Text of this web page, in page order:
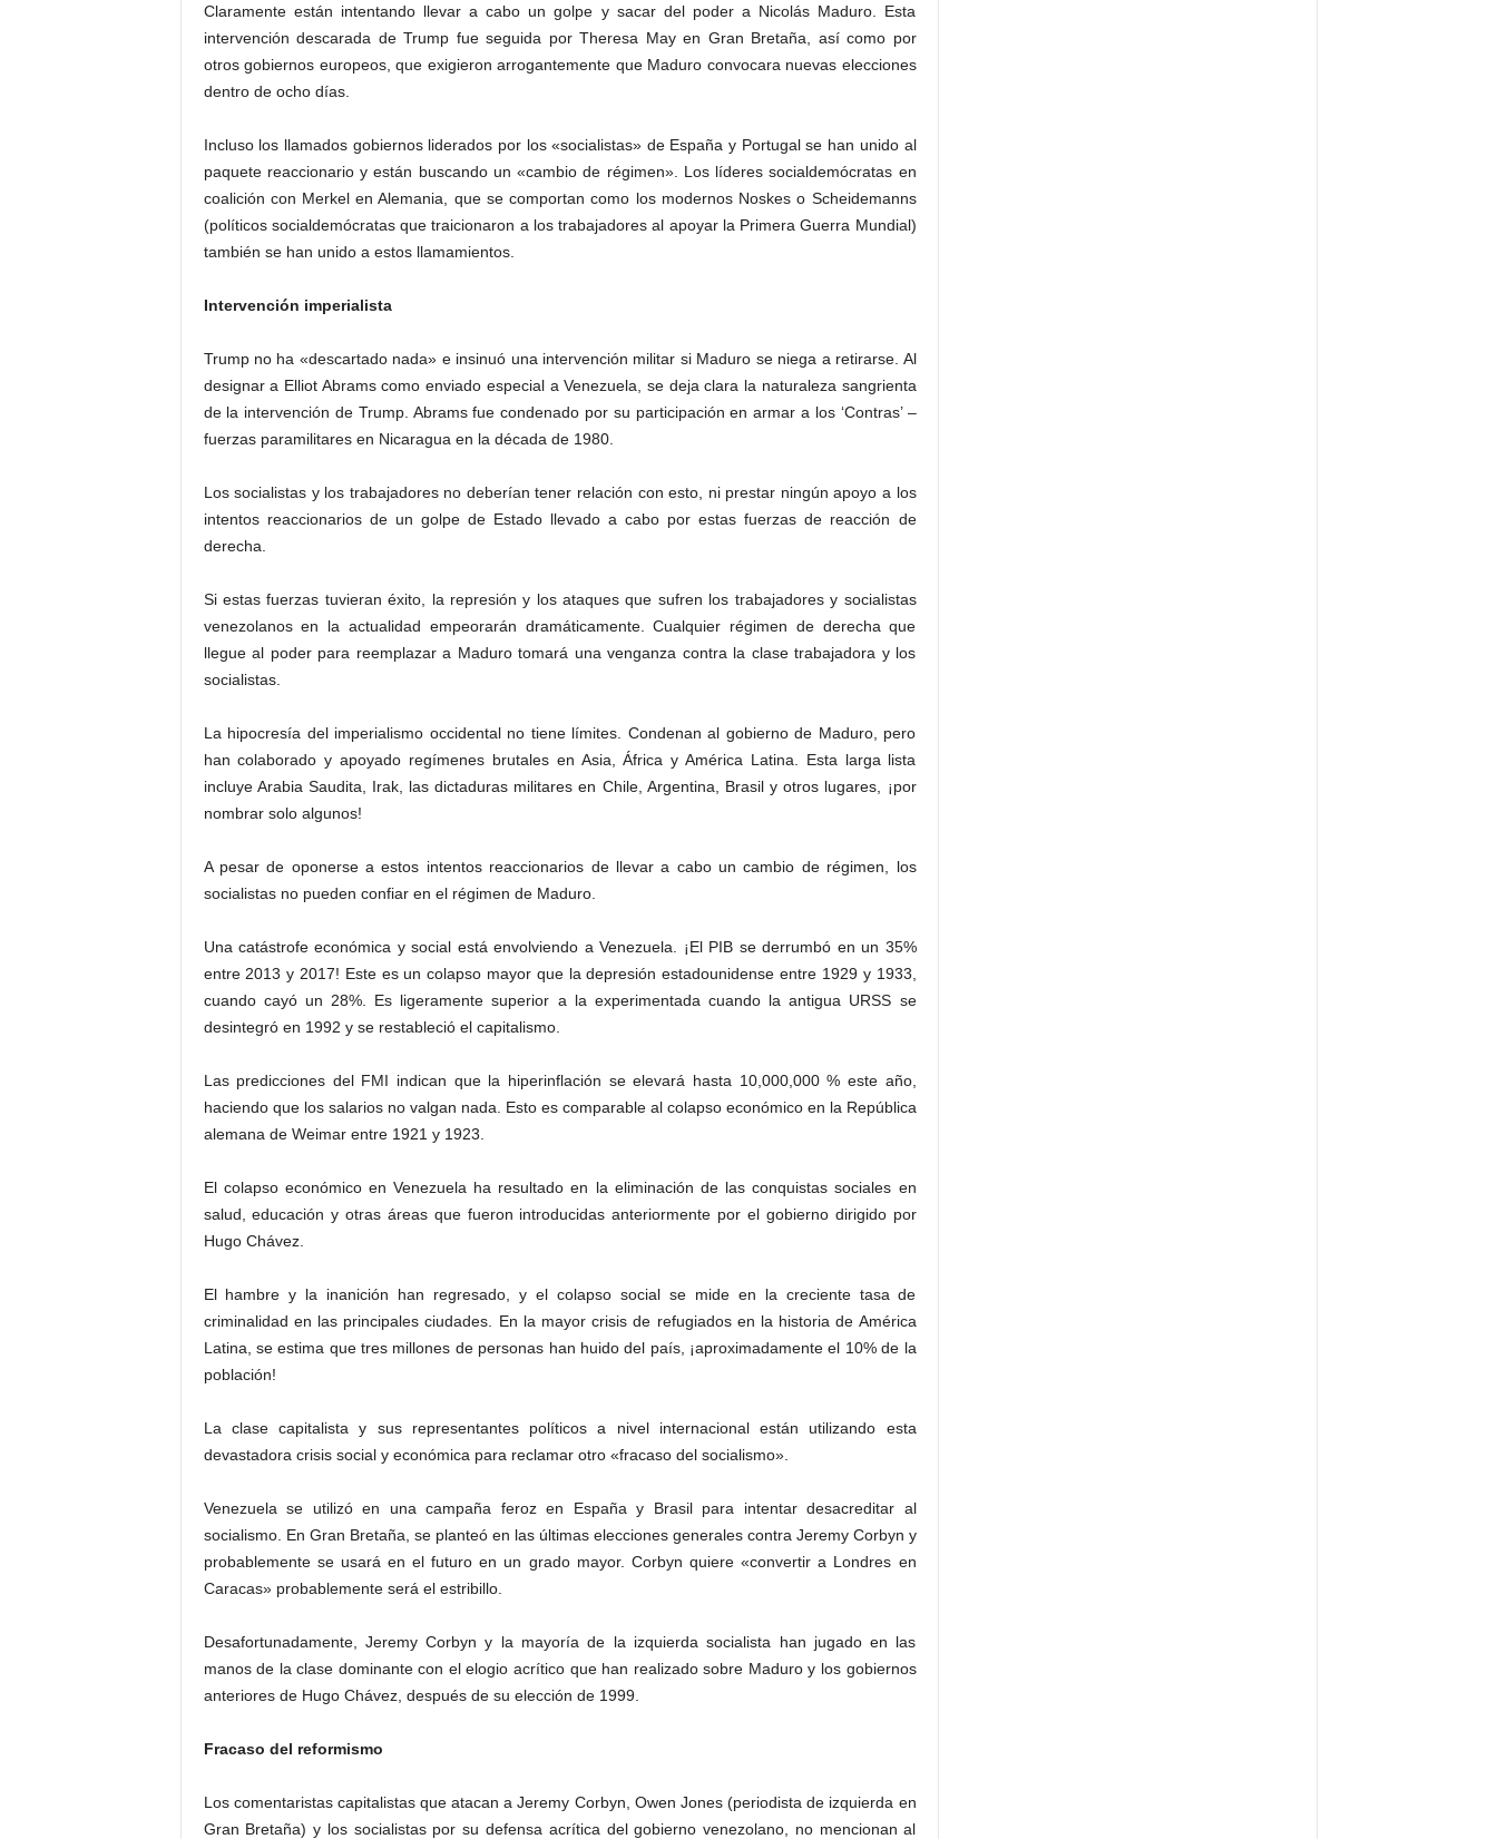
Claramente están intentando llevar a cabo un golpe y sacar del poder a Nicolás Maduro. Esta
intervención descarada de Trump fue seguida por Theresa May en Gran Bretaña, así como por
otros gobiernos europeos, que exigieron arrogantemente que Maduro convocara nuevas elecciones
dentro de ocho días.
Incluso los llamados gobiernos liderados por los «socialistas» de España y Portugal se han unido al
paquete reaccionario y están buscando un «cambio de régimen». Los líderes socialdemócratas en
coalición con Merkel en Alemania, que se comportan como los modernos Noskes o Scheidemanns
(políticos socialdemócratas que traicionaron a los trabajadores al apoyar la Primera Guerra Mundial)
también se han unido a estos llamamientos.
Intervención imperialista
Trump no ha «descartado nada» e insinuó una intervención militar si Maduro se niega a retirarse. Al
designar a Elliot Abrams como enviado especial a Venezuela, se deja clara la naturaleza sangrienta
de la intervención de Trump. Abrams fue condenado por su participación en armar a los ‘Contras’ –
fuerzas paramilitares en Nicaragua en la década de 1980.
Los socialistas y los trabajadores no deberían tener relación con esto, ni prestar ningún apoyo a los
intentos reaccionarios de un golpe de Estado llevado a cabo por estas fuerzas de reacción de
derecha.
Si estas fuerzas tuvieran éxito, la represión y los ataques que sufren los trabajadores y socialistas
venezolanos en la actualidad empeorarán dramáticamente. Cualquier régimen de derecha que
llegue al poder para reemplazar a Maduro tomará una venganza contra la clase trabajadora y los
socialistas.
La hipocresía del imperialismo occidental no tiene límites. Condenan al gobierno de Maduro, pero
han colaborado y apoyado regímenes brutales en Asia, África y América Latina. Esta larga lista
incluye Arabia Saudita, Irak, las dictaduras militares en Chile, Argentina, Brasil y otros lugares, ¡por
nombrar solo algunos!
A pesar de oponerse a estos intentos reaccionarios de llevar a cabo un cambio de régimen, los
socialistas no pueden confiar en el régimen de Maduro.
Una catástrofe económica y social está envolviendo a Venezuela. ¡El PIB se derrumbó en un 35%
entre 2013 y 2017! Este es un colapso mayor que la depresión estadounidense entre 1929 y 1933,
cuando cayó un 28%. Es ligeramente superior a la experimentada cuando la antigua URSS se
desintegró en 1992 y se restableció el capitalismo.
Las predicciones del FMI indican que la hiperinflación se elevará hasta 10,000,000 % este año,
haciendo que los salarios no valgan nada. Esto es comparable al colapso económico en la República
alemana de Weimar entre 1921 y 1923.
El colapso económico en Venezuela ha resultado en la eliminación de las conquistas sociales en
salud, educación y otras áreas que fueron introducidas anteriormente por el gobierno dirigido por
Hugo Chávez.
El hambre y la inanición han regresado, y el colapso social se mide en la creciente tasa de
criminalidad en las principales ciudades. En la mayor crisis de refugiados en la historia de América
Latina, se estima que tres millones de personas han huido del país, ¡aproximadamente el 10% de la
población!
La clase capitalista y sus representantes políticos a nivel internacional están utilizando esta
devastadora crisis social y económica para reclamar otro «fracaso del socialismo».
Venezuela se utilizó en una campaña feroz en España y Brasil para intentar desacreditar al
socialismo. En Gran Bretaña, se planteó en las últimas elecciones generales contra Jeremy Corbyn y
probablemente se usará en el futuro en un grado mayor. Corbyn quiere «convertir a Londres en
Caracas» probablemente será el estribillo.
Desafortunadamente, Jeremy Corbyn y la mayoría de la izquierda socialista han jugado en las
manos de la clase dominante con el elogio acrítico que han realizado sobre Maduro y los gobiernos
anteriores de Hugo Chávez, después de su elección de 1999.
Fracaso del reformismo
Los comentaristas capitalistas que atacan a Jeremy Corbyn, Owen Jones (periodista de izquierda en
Gran Bretaña) y los socialistas por su defensa acrítica del gobierno venezolano, no mencionan al